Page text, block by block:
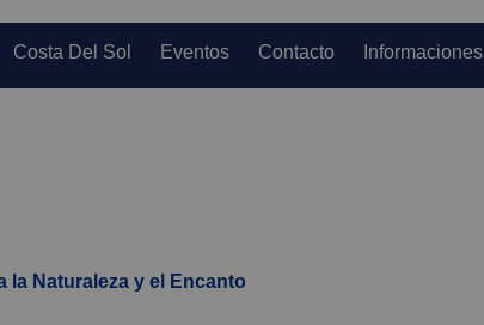
Costa Del Sol Eventos Contacto Informaciones
la Naturaleza y el Encanto